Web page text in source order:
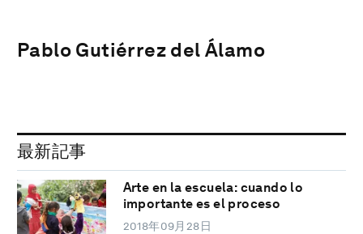
Pablo Gutiérrez del Álamo
最新記事
Arte en la escuela: cuando lo
importante es el proceso
2018年09月28日